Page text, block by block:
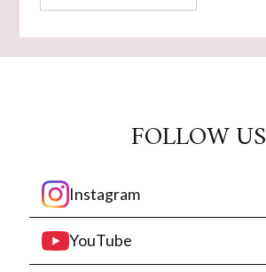
FOLLOW US
Instagram
YouTube